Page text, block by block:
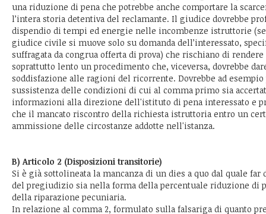
una riduzione di pena che potrebbe anche comportare la
l’intera storia detentiva del reclamante. Il giudice dovrebbe
dispendio di tempi ed energie nelle incombenze istruttorie
giudice civile si muove solo su domanda dell’interessato,
suffragata da congrua offerta di prova) che rischiano di
soprattutto lento un procedimento che, viceversa, dovrebbe
soddisfazione alle ragioni del ricorrente. Dovrebbe ad
sussistenza delle condizioni di cui al comma primo sia
informazioni alla direzione dell'istituto di pena interessato e
che il mancato riscontro della richiesta istruttoria entro un
ammissione delle circostanze addotte nell'istanza.
B) Articolo 2 (Disposizioni transitorie)
Si è già sottolineata la mancanza di un dies a quo dal quale
del pregiudizio sia nella forma della percentuale riduzione di
della riparazione pecuniaria.
In relazione al comma 2, formulato sulla falsariga di quanto